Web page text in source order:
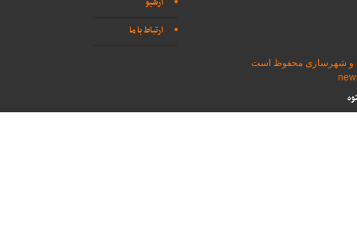
ارتباط با ما
و شهرسازی محفوظ است